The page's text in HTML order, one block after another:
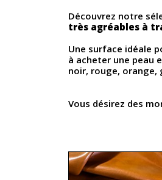
Découvrez notre
très agréables à
Une surface idéale
à acheter une peau
noir, rouge, orange,
Vous désirez des